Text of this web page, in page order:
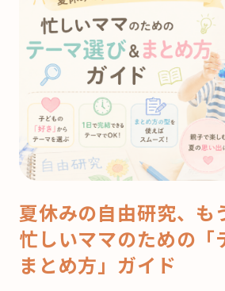
夏休みの自由研究、も
忙しいママのための「
まとめ方」ガイド